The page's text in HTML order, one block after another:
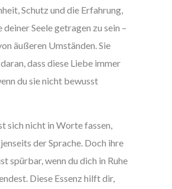
Schutz und die Erfahrung,
deiner Seele getragen zu sein –
äußeren Umständen. Sie
dass diese Liebe immer
du sie nicht bewusst
sich nicht in Worte fassen,
der Sprache. Doch ihre
spürbar, wenn du dich in Ruhe
Diese Essenz hilft dir,